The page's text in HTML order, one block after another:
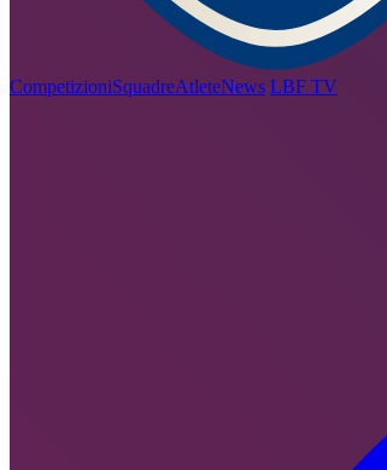
CompetizioniSquadreAtleteNews LBF TV